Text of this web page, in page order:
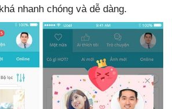
nhanh chóng và dễ dàng.